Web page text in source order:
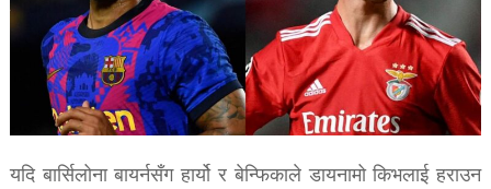
यदि बार्सिलोना बायर्नसँग हार्यो र बेन्फिकाले डायनामो किभलाई हराउन